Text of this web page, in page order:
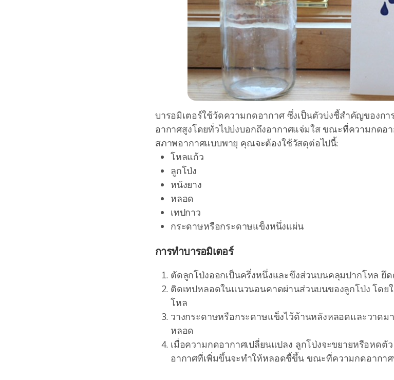
บารอมิเตอร์ใช้วัดความกดอากาศ ซึ่งเป็นตัวบ่งชี้สำคัญของก
อากาศสูงโดยทั่วไปบ่งบอกถึงอากาศแจ่มใส ขณะที่ความกด
สภาพอากาศแบบพายุ คุณจะต้องใช้วัสดุต่อไปนี้:
โหลแก้ว
ลูกโป่ง
หนังยาง
หลอด
เทปกาว
กระดาษหรือกระดาษแข็งหนึ่งแผ่น
การทำบารอมิเตอร์
ตัดลูกโป่งออกเป็นครึ่งหนึ่งและขึงส่วนบนคลุมปากโหล ยึด
ติดเทปหลอดในแนวนอนคาดผ่านส่วนบนของลูกโป่ง โดย
โหล
วางกระดาษหรือกระดาษแข็งไว้ด้านหลังหลอดและวาดม
หลอด
เมื่อความกดอากาศเปลี่ยนแปลง ลูกโป่งจะขยายหรือหด
อากาศที่เพิ่มขึ้นจะทำให้หลอดชี้ขึ้น ขณะที่ความกดอากา